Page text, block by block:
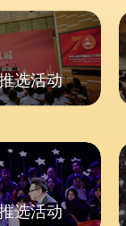
选活动
选活动